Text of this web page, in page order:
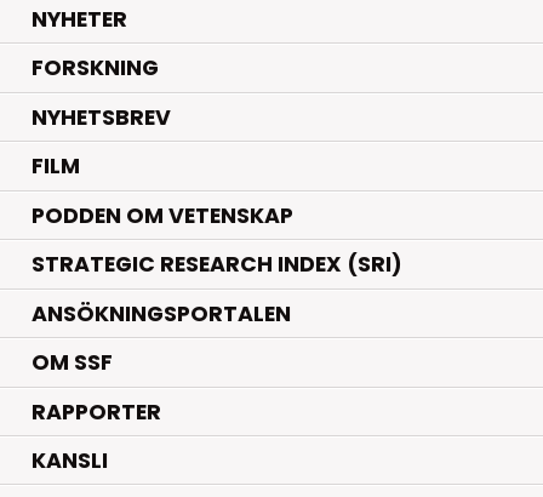
NYHETER.
FORSKNING.
NYHETSBREV
FILM
PODDEN OM VETENSKAP
STRATEGIC RESEARCH INDEX (SRI)
ANSÖKNINGSPORTALEN
OM SSF
RAPPORTER
KANSLI